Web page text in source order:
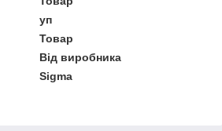
уп
Товар
Від виробника
Sigma